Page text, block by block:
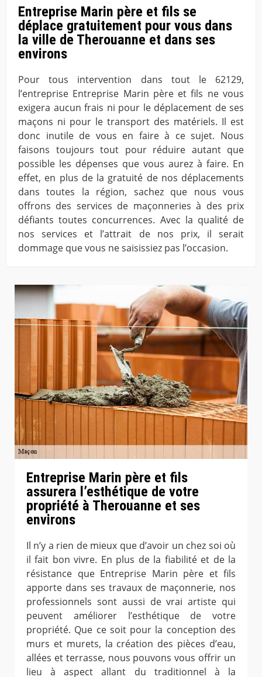
Entreprise Marin père et fils se
déplace gratuitement pour vous dans
la ville de Therouanne et dans ses
environs
Pour tous intervention dans tout le 62129,
l’entreprise Entreprise Marin père et fils ne vous
exigera aucun frais ni pour le déplacement de ses
maçons ni pour le transport des matériels. Il est
donc inutile de vous en faire à ce sujet. Nous
faisons toujours tout pour réduire autant que
possible les dépenses que vous aurez à faire. En
effet, en plus de la gratuité de nos déplacements
dans toutes la région, sachez que nous vous
offrons des services de maçonneries à des prix
défiants toutes concurrences. Avec la qualité de
nos services et l’attrait de nos prix, il serait
dommage que vous ne saisissiez pas l’occasion.
Entreprise Marin père et fils
assurera l’esthétique de votre
propriété à Therouanne et ses
environs
Il n’y a rien de mieux que d’avoir un chez soi où
il fait bon vivre. En plus de la fiabilité et de la
résistance que Entreprise Marin père et fils
apporte dans ses travaux de maçonnerie, nos
professionnels sont aussi de vrai artiste qui
peuvent améliorer l’esthétique de votre
propriété. Que ce soit pour la conception des
murs et murets, la création des pièces d’eau,
allées et terrasse, nous pouvons vous offrir un
lieu à aspect allant du traditionnel à la